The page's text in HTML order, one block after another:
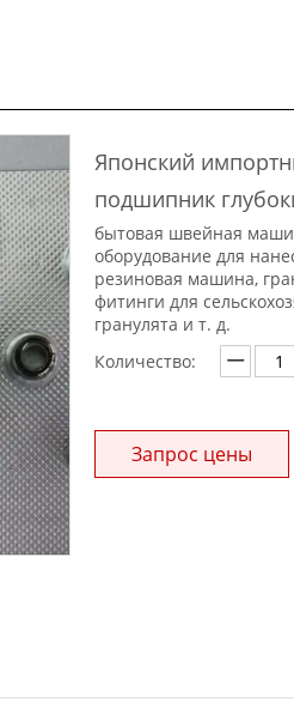
Японский
подшипник
бытовая швейная
оборудование для
резиновая машина,
фитинги для
гранулята и т. д.
Количество:
Запрос цены